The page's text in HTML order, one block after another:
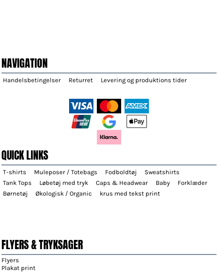
NAVIGATION
Handelsbetingelser Returret Levering og produktions tider
QUICK LINKS
T-shirts Muleposer / Totebags Fodboldtøj
Sweatshirts
Tank Tops
Løbetøj med tryk Caps & Headwear Baby
Forklæder
Børnetøj
Økologisk / Organic krus med tekst print
FLYERS & TRYKSAGER
Flyers
Plakat print